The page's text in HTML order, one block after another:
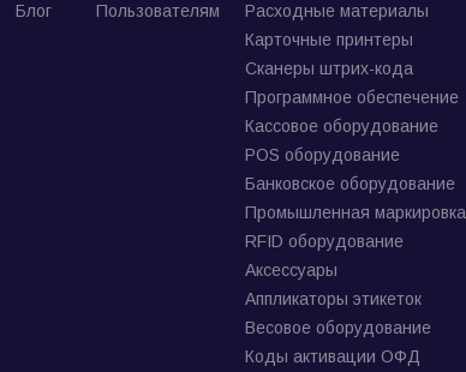
Блог
Пользователям
Расходные материалы
Карточные принтеры
Сканеры штрих-кода
Программное обеспечение
Кассовое оборудование
POS оборудование
Банковское оборудование
Промышленная маркировка
RFID оборудование
Аксессуары
Аппликаторы этикеток
Весовое оборудование
Коды активации ОФД